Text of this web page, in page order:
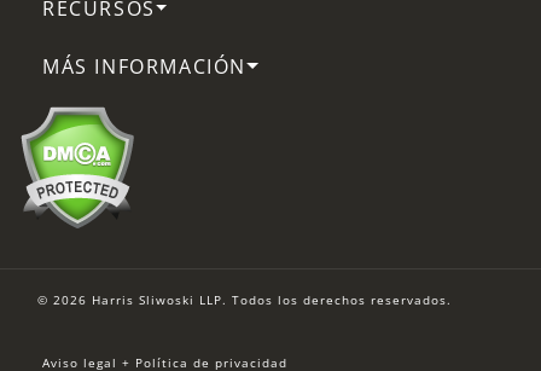
RECURSOS
MÁS INFORMACIÓN
© 2026 Harris Sliwoski LLP. Todos los derechos reservados.
Aviso legal + Política de privacidad